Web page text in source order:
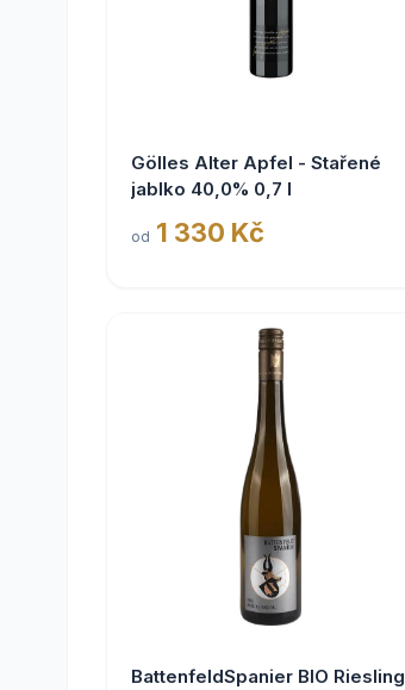
Gölles Alter Apfel - Stařené
jablko 40,0% 0,7 l
od 1 330 Kč
BattenfeldSpanier BIO Riesling